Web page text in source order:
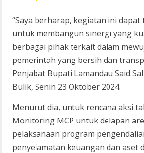
“Saya berharap, kegiatan ini
untuk membangun sinergi yang
berbagai pihak terkait dalam
pemerintah yang bersih dan
Penjabat Bupati Lamandau Said
Bulik, Senin 23 Oktober 2024.
Menurut dia, untuk rencana aksi
Monitoring MCP untuk delapan
pelaksanaan program
penyelamatan keuangan dan aset